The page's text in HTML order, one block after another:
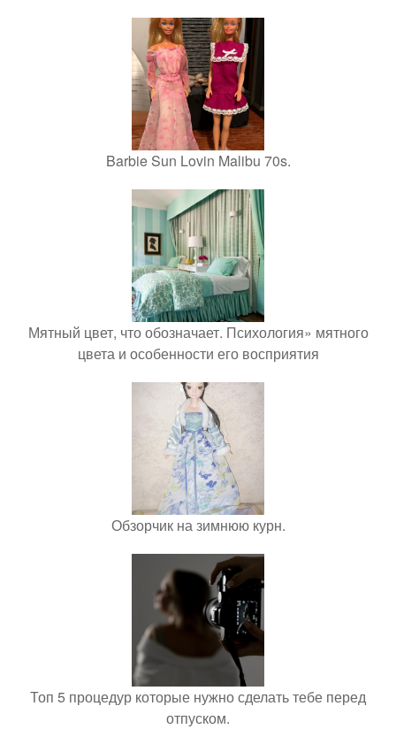
Barbie Sun Lovin Malibu 70s.
Мятный цвет, что обозначает. Психология» мятного
цвета и особенности его восприятия
Обзорчик на зимнюю курн.
Топ 5 процедур которые нужно сделать тебе перед
отпуском.